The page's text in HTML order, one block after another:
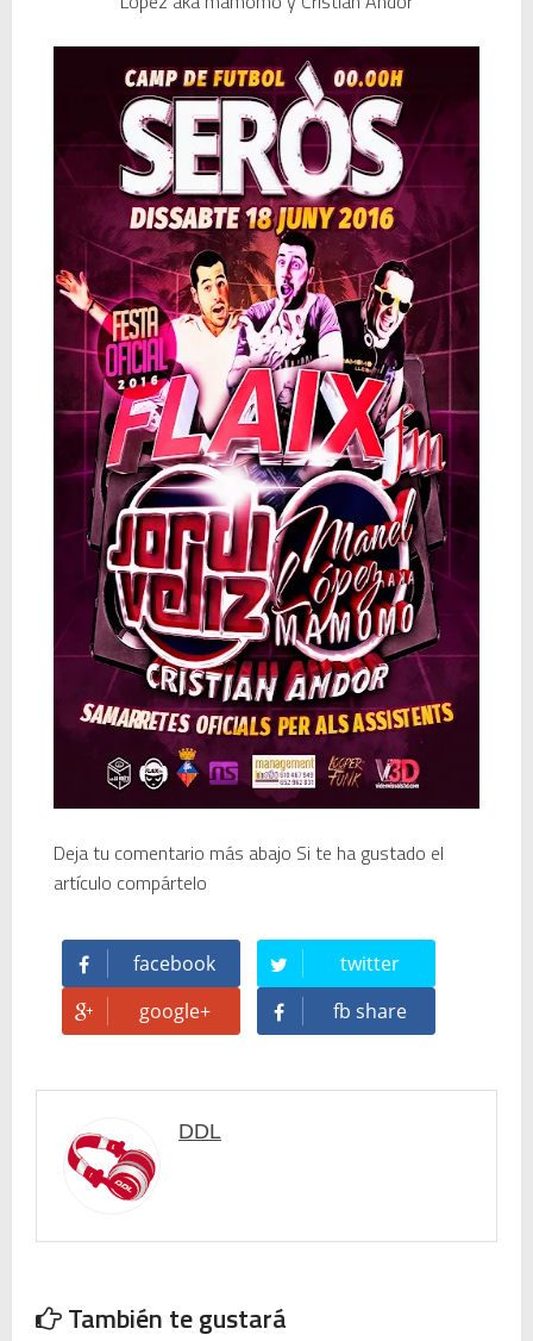
🥊 ¿Michael Jackson golpeó a Tupac? El rumor más explosivo del hip-hop, contado con detalle
 Descubriendo Blender: el futuro de la animación y el diseño 3D... ¡gratis!
Magix Vegas Pro 23 está en camino: ¡confirmado por una fuente muy fiable!
Temporada 2024-2025 de Deejays de Lleida en Lleida TV: Música, recuerdos y comunidad DJ
Mi tercer año poniendo ritmo en la Trobada Empresarial al Pirineu 🎧✨
Recordando New Order - Be a Rebel el regreso elegante de una leyenda
Modern Talking: ¿Debe volver el dúo más famoso del eurodisco? La polémica que divide a millones de fans
Deja tu comentario más abajo Si te ha gustado el
artículo compártelo
facebook
twitter
google+
fb share
DDL
También te gustará